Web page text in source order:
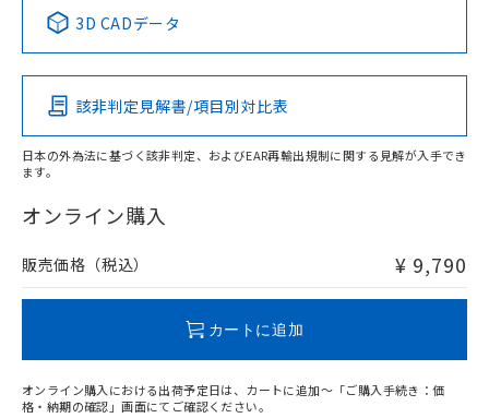
Pb Hg Cd Cr(VI)
O
在庫等で未対応品が混在する可能性があります。
問い合わせください。
この製品の規格認証/適合状況ページへ
その他の認証はこちらのページからご検索ください
3D CADデータ
該非判定見解書/項目別対比表
日本の外為法に基づく該非判定、およびEAR再輸出規制に関する見解が入手でき
ます。
オンライン購入
販売価格（税込） ¥ 9,790
カートに追加
オンライン購入における出荷予定日は、カートに追加～「ご購入手続き：価
格・納期の確認」画面にてご確認ください。